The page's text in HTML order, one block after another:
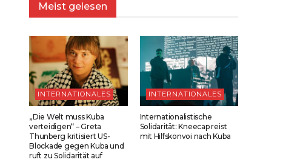
Meist gelesen
INTERNATIONALES
„Die Welt muss Kuba
verteidigen“ – Greta
Thunberg kritisiert US-
Blockade gegen Kuba und
ruft zu Solidarität auf
INTERNATIONALES
Internationalistische
Solidarität: Kneecap reist
mit Hilfskonvoi nach Kuba